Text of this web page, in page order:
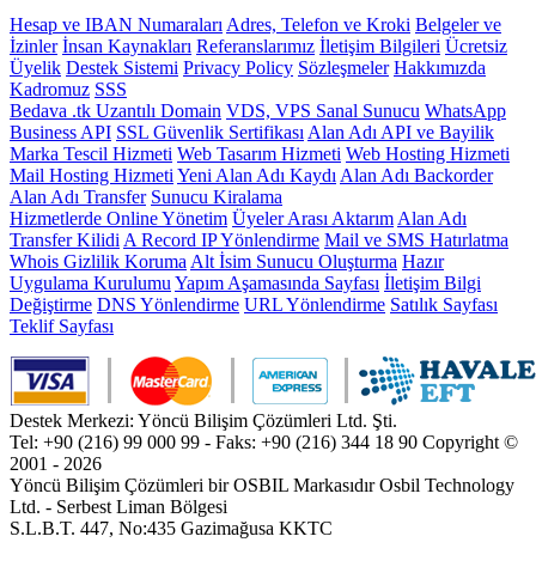
Hesap ve IBAN Numaraları Adres, Telefon ve Kroki Belgeler ve
İzinler İnsan Kaynakları Referanslarımız İletişim Bilgileri Ücretsiz
Üyelik Destek Sistemi Privacy Policy Sözleşmeler Hakkımızda
Kadromuz SSS
Bedava .tk Uzantılı Domain VDS, VPS Sanal Sunucu WhatsApp
Business API SSL Güvenlik Sertifikası Alan Adı API ve Bayilik
Marka Tescil Hizmeti Web Tasarım Hizmeti Web Hosting Hizmeti
Mail Hosting Hizmeti Yeni Alan Adı Kaydı Alan Adı Backorder
Alan Adı Transfer Sunucu Kiralama
Hizmetlerde Online Yönetim Üyeler Arası Aktarım Alan Adı
Transfer Kilidi A Record IP Yönlendirme Mail ve SMS Hatırlatma
Whois Gizlilik Koruma Alt İsim Sunucu Oluşturma Hazır
Uygulama Kurulumu Yapım Aşamasında Sayfası İletişim Bilgi
Değiştirme DNS Yönlendirme URL Yönlendirme Satılık Sayfası
Teklif Sayfası
Destek Merkezi: Yöncü Bilişim Çözümleri Ltd. Şti.
Tel: +90 (216) 99 000 99 - Faks: +90 (216) 344 18 90 Copyright ©
2001 - 2026
Yöncü Bilişim Çözümleri bir OSBIL Markasıdır Osbil Technology
Ltd. - Serbest Liman Bölgesi
S.L.B.T. 447, No:435 Gazimağusa KKTC